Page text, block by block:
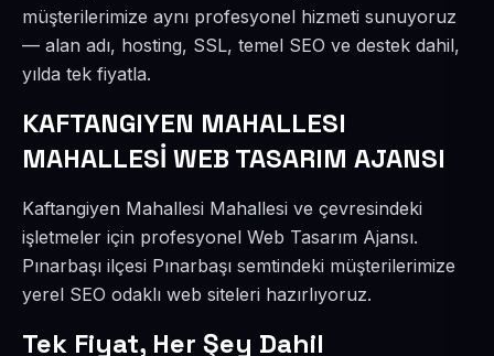
müşterilerimize aynı profesyonel hizmeti sunuyoruz
— alan adı, hosting, SSL, temel SEO ve destek dahil,
yılda tek fiyatla.
KAFTANGIYEN MAHALLESI
MAHALLESİ WEB TASARIM AJANSI
Kaftangiyen Mahallesi Mahallesi ve çevresindeki
işletmeler için profesyonel Web Tasarım Ajansı.
Pınarbaşı ilçesi Pınarbaşı semtindeki müşterilerimize
yerel SEO odaklı web siteleri hazırlıyoruz.
Tek Fiyat, Her Şey Dahil